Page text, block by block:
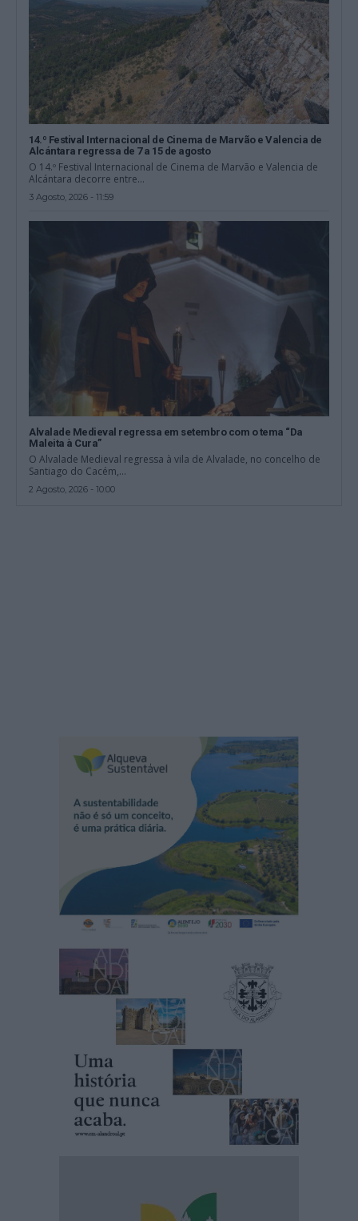
14.º Festival Internacional de Cinema de Marvão e Valencia de
Alcántara regressa de 7 a 15 de agosto
O 14.º Festival Internacional de Cinema de Marvão e Valencia de
Alcántara decorre entre...
3 Agosto, 2026 - 11:59
Alvalade Medieval regressa em setembro com o tema “Da
Maleita à Cura”
O Alvalade Medieval regressa à vila de Alvalade, no concelho de
Santiago do Cacém,...
2 Agosto, 2026 - 10:00